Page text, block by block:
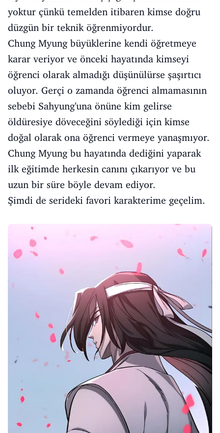
yoktur çünkü temelden itibaren kimse doğru
düzgün bir teknik öğrenmiyordur.
Chung Myung büyüklerine kendi öğretmeye
karar veriyor ve önceki hayatında kimseyi
öğrenci olarak almadığı düşünülürse şaşırtıcı
oluyor. Gerçi o zamanda öğrenci almamasının
sebebi Sahyung'una önüne kim gelirse
öldüresiye döveceğini söylediği için kimse
doğal olarak ona öğrenci vermeye yanaşmıyor.
Chung Myung bu hayatında dediğini yaparak
ilk eğitimde herkesin canını çıkarıyor ve bu
uzun bir süre böyle devam ediyor.
Şimdi de serideki favori karakterime geçelim.